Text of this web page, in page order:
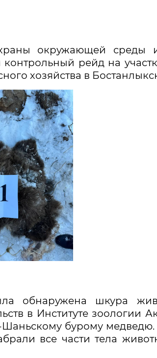
окружающей среды
рейд на
хозяйства в
обнаружена шкура
в Институте зоологии
бурому
все части тела